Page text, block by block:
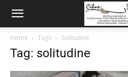
Home Tags Solitudine
Tag: solitudine